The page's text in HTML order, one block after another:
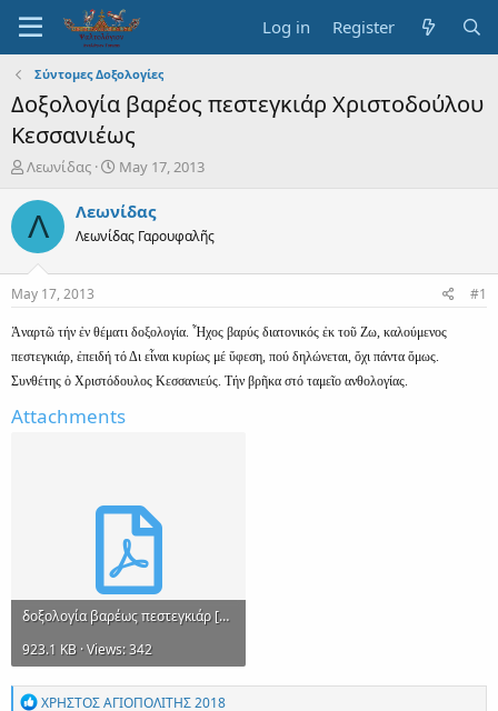
Log in Register
Σύντομες Δοξολογίες
Δοξολογία βαρέος πεστεγκιάρ Χριστοδούλου
Κεσσανιέως
T
r
e
a
t
a
t
e
Λεωνίδας
S
a
r
t
e
May 17, 2013
Λ Λεωνίδας
Λεωνίδας Γαρουφαλῆς
May 17, 2013 #1
Ἀναρτῶ τήν ἐν θέματι δοξολογία. Ἦχος βαρύς διατονικός ἐκ τοῦ Ζω, καλούμενος
πεστεγκιάρ, ἐπειδή τό Δι εἶναι κυρίως μέ ὕφεση, πού δηλώνεται, ὄχι πάντα ὅμως.
Συνθέτης ὁ Χριστόδουλος Κεσσανιεύς. Τήν βρῆκα στό ταμεῖο ανθολογίας.
Attachments
δοξολογία βαρέως πεστεγκιάρ [Χριστοδούλου Κεσσανιέως].pdf
923.1 KB · Views: 342
R
ΧΡΗΣΤΟΣ ΑΓΙΟΠΟΛΙΤΗΣ 2018